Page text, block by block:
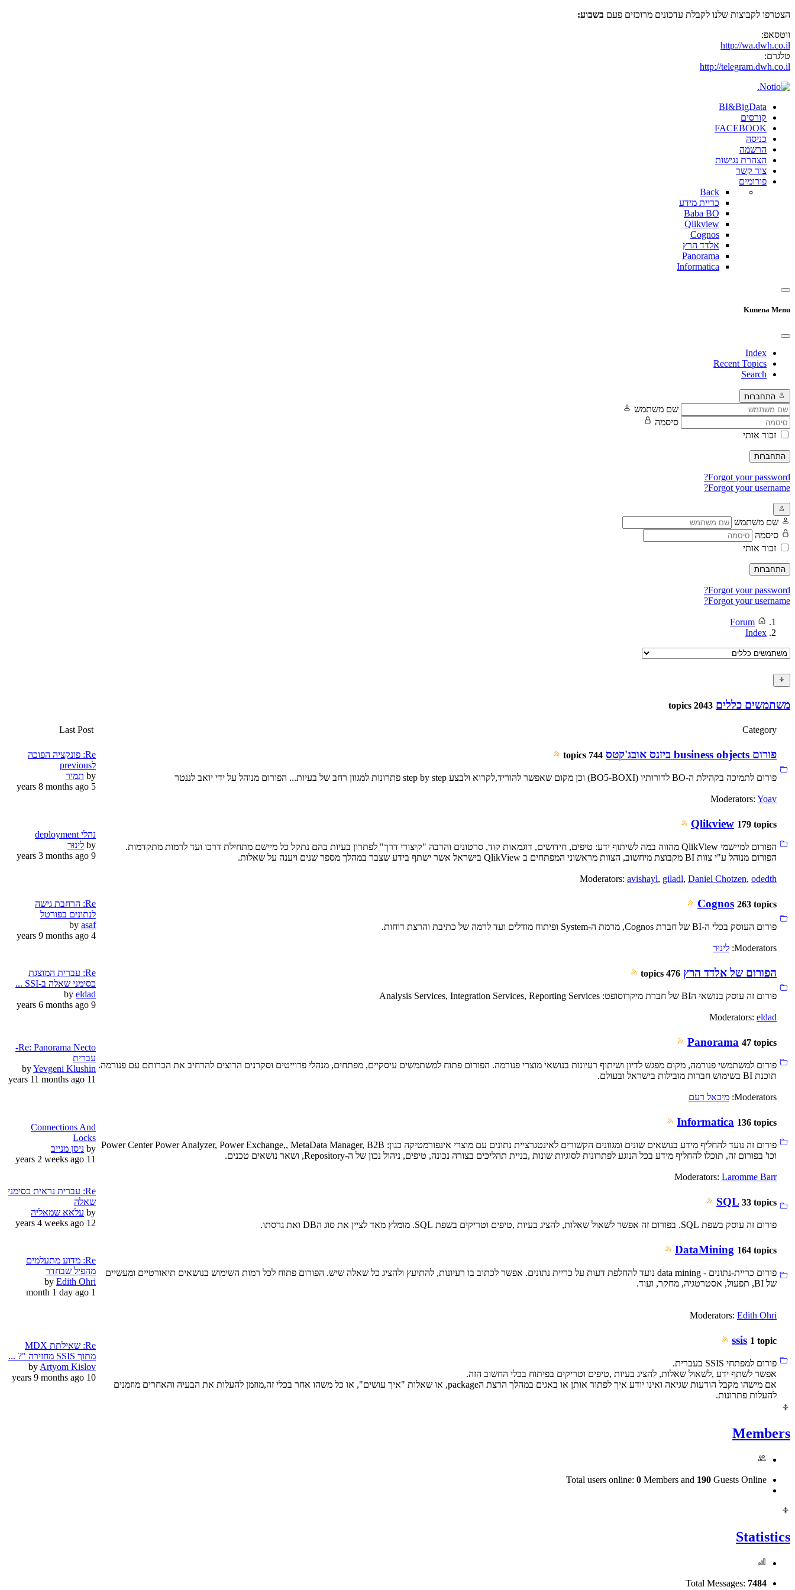
הצטרפו לקבוצות שלנו לקבלת עדכונים מרוכזים פעם בשבוע:
ווטסאפ:
http://wa.dwh.co.il
טלגרם:
http://telegram.dwh.co.il
BI&BigData
קורסים
FACEBOOK
כניסה
הרשמה
הצהרת נגישות
צור קשר
פורומים
Back
כריית מידע
Baba BO
Qlikview
Cognos
אלדד הרץ
Panorama
Informatica
Kunena Menu
Index
Recent Topics
Search
התחברות
שם משתמש
סיסמה
זכור אותי
התחברות
Forgot your password?
Forgot your username?
שם משתמש
סיסמה
זכור אותי
התחברות
Forgot your password?
Forgot your username?
Forum
Index
משתמשים כללים 2043 topics
Category
Last Post
פורום business objects ביזנס אובג'קטס 744 topics
פורום לתמיכה בקהילת ה-BO לדורותיו (BO5-BOXI) וכן מקום שאפשר להוריד,לקרוא ולבצע step by step פתרונות למגוון רחב של בעיות... הפורום מנוהל על ידי יואב לננטר
Moderators: Yoav
Re: פונקציה הפוכה
לprevious
by תמיר
5 years 8 months ago
Qlikview 179 topics
הפורום למיישמי QlikView מהווה במה לשיתוף ידע: טיפים, חידושים, דוגמאות קוד, סרטונים והרבה "קיצורי דרך" לפתרון בעיות בהם נתקל כל מיישם מתחילת דרכו ועד לרמות מתקדמות.
הפורום מנוהל ע"י צוות BI מקבוצת מיחשוב, הצוות מראשוני המפתחים ב QlikView בישראל אשר ישתף בידע שצבר במהלך מספר שנים ויענה על שאלות.
Moderators: avishayl, giladl, Daniel Chotzen, odedth
נהלי deployment
by לינוּר
9 years 3 months ago
Cognos 263 topics
פורום העוסק בכלי ה-BI של חברת Cognos, מרמת ה-System ופיתוח מודלים ועד לרמה של כתיבת והרצת דוחות.
Moderators: לינוּר
Re: הרחבת גישה
לנתונים בפורטל
by asaf
4 years 9 months ago
הפורום של אלדד הרץ 476 topics
פורום זה עוסק בנושאי הBI של חברת מיקרוסופט: Analysis Services, Integration Services, Reporting Services
Moderators: eldad
Re: עברית המוצגת
כסימני שאלה ב-SSI ...
by eldad
9 years 6 months ago
Panorama 47 topics
פורום למשתמשי פנורמה, מקום מפגש לדיון ושיתוף רעיונות בנושאי מוצרי פנורמה. הפורום פתוח למשתמשים עיסקיים, מפתחים, מנהלי פרוייטים וסקרנים הרוצים להרחיב את הכרותם עם פנורמה.
תוכנת BI בשימוש חברות מובילות בישראל ובעולם.
Moderators: מיכאל רעם
Re: Panorama Necto-
עברית
byYevgeni Klushin
11 years 11 months ago
Informatica 136 topics
פורום זה נועד להחליף מידע בנושאים שונים ומגוונים הקשורים לאינטגרציית נתונים עם מוצרי אינפורמטיקה כגון: Power Center Power Analyzer, Power Exchange,, MetaData Manager, B2B
וכו' בפורום זה, תוכלו להחליף מידע בכל הנוגע לפתרונות לסוגיות שונות ,בניית תהליכים בצורה נכונה, טיפים, ניהול נכון של ה-Repository, ושאר נושאים טכנים.
Moderators: Laromme Barr
Connections And
Locks
by
11 years 2 weeks ago
SQL 33 topics
פורום זה עוסק בשפת SQL. בפורום זה אפשר לשאול שאלות, להציג בעיות ,טיפים וטריקים בשפת SQL. מומלץ מאד לציין את סוג הDB ואת גרסתו.
Re: עברית נראית כסימני
שאלה
by עלאא שמאליה
12 years 4 weeks ago
DataMining 164 topics
פורום כריית-נתונים - data mining נועד להחלפת דעות על כריית נתונים. אפשר לכתוב בו רעיונות, להתיעץ ולהציג כל שאלה שיש. הפורום פתוח לכל רמות השימוש בנושאים תיאורטיים ומעשיים
של BI, תפעול, אסטרטגיה, מחקר, ועוד.
Moderators: Edith Ohri
Re: מדוע מתעלמים
מהפיל שבחדר
by Edith Ohri
1 month 1 day ago
ssis 1 topic
פורום למפתחי SSIS בעברית.
אפשר לשתף ידע ,לשאול שאלות, להציג בעיות ,טיפים וטריקים בפיתוח בכלי החשוב הזה.
אם מישהו מקבל הודעות שגיאה ואינו יודע איך לפתור אותן או באגים במהלך הרצת הpackage, או שאלות "איך עושים", או כל משהו אחר בכלי זה,מוזמן להעלות את הבעיה והאחרים מוזמנים
להעלות פתרונות.
Re: שאילתת MDX
מתוך SSIS מחזירה "? ...
by Artyom Kislov
10 years 9 months ago
Members
Total users online: 0 Members and 190 Guests Online
Statistics
Total Messages: 7484